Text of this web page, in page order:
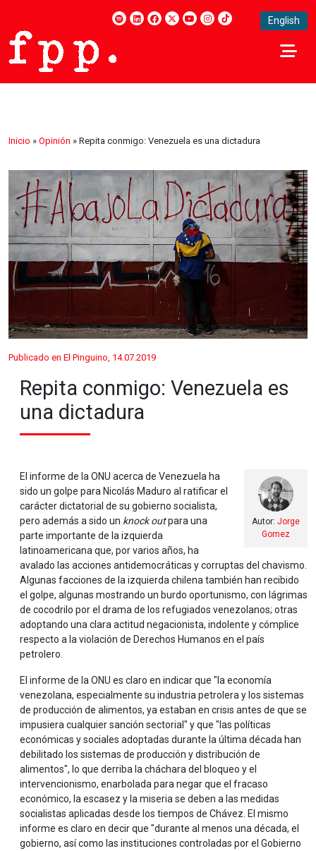
English
Inicio » Opinión » Repita conmigo: Venezuela es una dictadura
Publicado en El Pinguino, 14.07.2019
Repita conmigo: Venezuela es
una dictadura
Autor: Jorge
Gomez
El informe de la ONU acerca de Venezuela ha
sido un golpe para Nicolás Maduro al ratificar el
carácter dictatorial de su gobierno socialista,
pero además a sido un knock outpara una
parte importante de la izquierda
latinoamericana que, por varios años, ha
avalado las acciones antidemocráticas y corruptas del chavismo.
Algunas facciones de la izquierda chilena también han recibido
el golpe, algunas mostrando un burdo oportunismo, con lágrimas
de cocodrilo por el drama de los refugiados venezolanos; otras
adoptando una clara actitud negacionista, indolente y cómplice
respecto a la violación de Derechos Humanos en el país
petrolero.
El informe de la ONU es claro en indicar que "la economía
venezolana, especialmente su industria petrolera y los sistemas
de producción de alimentos, ya estaban en crisis antes de que se
impusiera cualquier sanción sectorial" y que "las políticas
económicas y sociales adoptadas durante la última década han
debilitado los sistemas de producción y distribución de
alimentos", lo que derriba la cháchara del bloqueo y el
intervencionismo, enarbolada para negar que el fracaso
económico, la escasez y la miseria se deben a las medidas
socialistas aplicadas desde los tiempos de Chávez. El mismo
informe es claro en decir que "durante al menos una década, el
gobierno, así como las instituciones controladas por el Gobierno